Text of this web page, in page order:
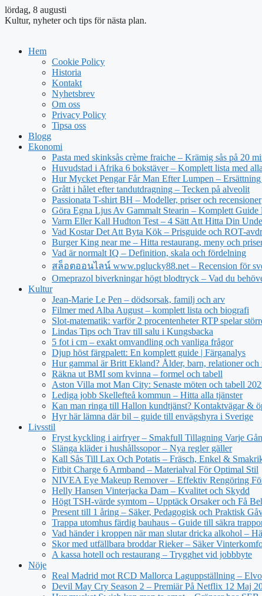
lördag, 8 augusti
Kultur, nyheter och tips för nästa plan.
Hem
Cookie Policy
Historia
Kontakt
Nyhetsbrev
Om oss
Privacy Policy
Tipsa oss
Blogg
Ekonomi
Pasta med skinksås crème fraiche – Krämig sås på 20
Huvudstad i Afrika 6 bokstäver – Komplett lista med
Hur Mycket Pengar Får Man Efter Lumpen –
Grått i hålet efter tandutdragning – Tecken på alveolit
Passionata T-shirt BH – Modeller, priser och recensioner
Göra Egna Ljus Av Gammalt Stearin – Komplett
Varm Eller Kall Hudton Test – 4 Sätt Att Hitta Din
Vad Kostar Det Att Byta Kök – Prisguide och ROT-
Burger King near me – Hitta restaurang, meny och
Vad är normalt IQ – Definition, skala och fördelning
สล็อตออนไลน์ www.pglucky88.net – Recension för
Omeprazol biverkningar högt blodtryck – Vad du
Kultur
Jean‑Marie Le Pen – dödsorsak, familj och arv
Filmer med Alba August – komplett lista och biografi
Slot-matematik: varför 2 procentenheter RTP spelar
Lindas Tips och Trav till salu i Kungsbacka
5 fot i cm – exakt omvandling och vanliga frågor
Djup höst färgpalett: En komplett guide | Färganalys
Hur gammal är Britt Ekland? Ålder, barn, relationer och
Räkna ut BMI som kvinna – formel och tabell
Aston Villa mot Man City: Senaste möten och tabell
Lediga jobb Skellefteå kommun – Hitta alla tjänster
Kan man ringa till Hallon kundtjänst? Kontaktvägar &
Hyr här lämna där bil – guide till envägshyra i Sverige
Livsstil
Fryst kyckling i airfryer – Smakfull Tillagning Varje
Slänga kläder i hushållssopor – Nya regler gäller
Kall Sås Till Lax Och Potatis – Fräsch, Enkel &
Fitbit Charge 6 Armband – Materialval För Optimal Stil
NIVEA Eye Makeup Remover – Effektiv Rengöring
Helly Hansen Vinterjacka Dam – Kvalitet och Skydd
Högt TSH-värde symtom – Upptäck Orsaker och Få
Present till 1 åring – Säker, Pedagogisk och Praktisk
Trappa utomhus färdig bauhaus – Guide till säkra
Vad händer i kroppen när man slutar dricka alkohol –
Skor med utfällbara broddar Rieker – Säker
A kassa hotell och restaurang – Trygghet vid jobbbyte
Nöje
Real Madrid mot RCD Mallorca Laguppställning –
Devil May Cry Season 2 – Premiär På Netflix 12 Maj